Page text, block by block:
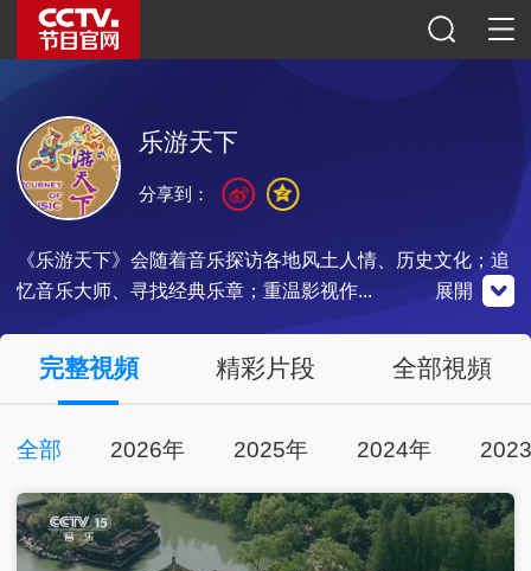
乐游天下
《乐游天下》会随着音乐探访各地风土人情、历史文化；追
忆音乐大师、寻找经典乐章；重温影视作...
央視影音
點擊下載
展開
分享到：
完整視頻 精彩片段 全部視頻
全部 2026年 2025年 2024年